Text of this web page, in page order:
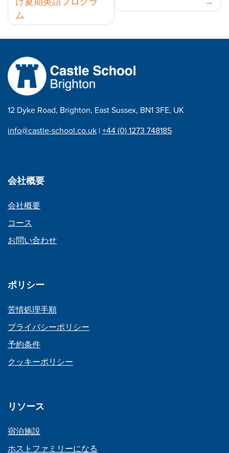
稿
ナ
ビ
ゲ
ー
シ
ョ
ン
ム
12 Dyke Road, Brighton, East Sussex, BN1 3FE, UK
info@castle-school.co.uk |+44 (0) 1273 748185
会社概要
会社概要
コース
お問い合わせ
ポリシー
苦情処理手順
プライバシーポリシー
予約条件
クッキーポリシー
リソース
宿泊施設
ホストファミリーになる